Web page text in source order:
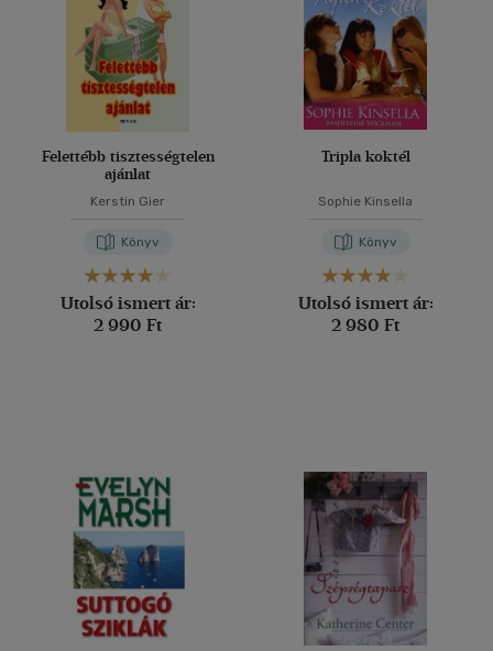
Felettébb tisztességtelen
ajánlat
Kerstin Gier
Könyv
Utolsó ismert ár:
2 990 Ft
Tripla koktél
Sophie Kinsella
Könyv
Utolsó ismert ár:
2 980 Ft